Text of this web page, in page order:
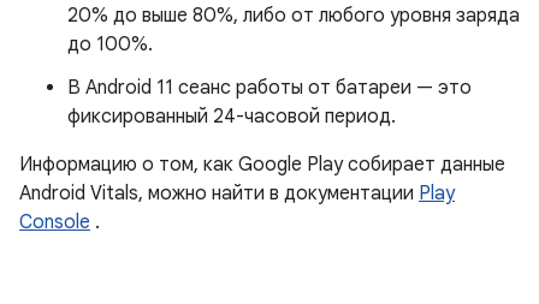
20% до выше 80%, либо от любого уровня заряда
до 100%.
В Android 11 сеанс работы от батареи — это
фиксированный 24-часовой период.
Информацию о том, как Google Play собирает данные
Android Vitals, можно найти в документации Play
Console .